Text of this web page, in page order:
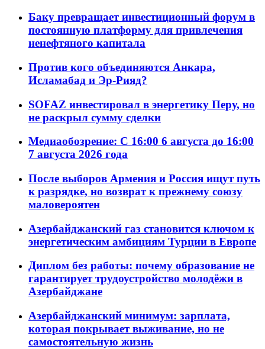
Баку превращает инвестиционный форум в
постоянную платформу для привлечения
ненефтяного капитала
Против кого объединяются Анкара,
Исламабад и Эр-Рияд?
SOFAZ инвестировал в энергетику Перу, но
не раскрыл сумму сделки
Медиаобозрение: С 16:00 6 августа до 16:00
7 августа 2026 года
После выборов Армения и Россия ищут путь
к разрядке, но возврат к прежнему союзу
маловероятен
Азербайджанский газ становится ключом к
энергетическим амбициям Турции в Европе
Диплом без работы: почему образование не
гарантирует трудоустройство молодёжи в
Азербайджане
Азербайджанский минимум: зарплата,
которая покрывает выживание, но не
самостоятельную жизнь